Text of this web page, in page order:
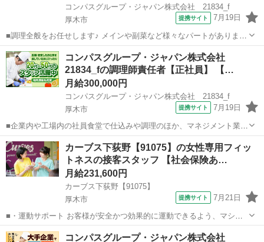
コンパスグループ・ジャパン株式会社 21834_f
厚木市
提携サイト 7月19日
■調理全般をお任せします♪ メインや副菜など様々なパートがあります
が、まずは副菜からスタート。 《1日の流れ》 1.調理の準備 器具の
スイッチやガスを点けます 2.食材の確認と下ごしらえ 3.調理スタート
4.自分の持ち...
神奈川 厚木市 調理師
コンパスグループ・ジャパン株式会社
21834_fの調理師責任者【正社員】 【…
月給300,000円
コンパスグループ・ジャパン株式会社 21834_f
厚木市
提携サイト 7月19日
■企業内や工場内の社員食堂で仕込みや調理のほか、マネジメント業務
をお願いします。マネジメントはクライアント対応、売り上げ・予算
管理、シフト作成、発注などをお任せ！アルバイトやパートの面接対
応、新人スタッフの教育・指導などもお...
神奈川 厚木市 調理師
カーブス下荻野【91075】の女性専用フィッ
トネスの接客スタッフ 【社会保険あ…
月給231,600円
カーブス下荻野【91075】
厚木市
提携サイト 7月21日
■・運動サポート お客様が安全かつ効果的に運動できるよう、マシン
の使い方をアドバイスします。運動が初めての方や苦手な方がほとん
どなので、難しい指導はありません。「今日はこの動きを意識しまし
神奈川 厚木市 その他
コンパスグループ・ジャパン株式会社